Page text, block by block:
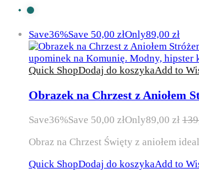
Save36%Save 50,00 złOnly89,00 zł
Quick ShopDodaj do koszykaAdd to
Obrazek na Chrzest z Aniołem
Save36%Save 50,00 złOnly89,00 zł
Obraz na Chrzest Święty z aniołem
Quick ShopDodaj do koszykaAdd to